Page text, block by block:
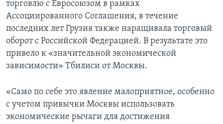
торговлю с Евросоюзом в рамках
Ассоциированного Соглашения, в течение
последних лет Грузия также наращивала торговый
оборот с Российской Федерацией. В результате это
привело к «значительной экономической
зависимости» Тбилиси от Москвы.
«Само по себе это явление малоприятное, особенно
с учетом привычки Москвы использовать
экономические рычаги для достижения